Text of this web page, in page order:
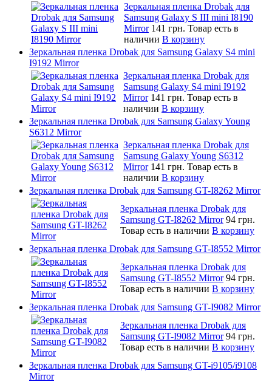
Зеркальная пленка Drobak для
Samsung Galaxy S III mini I8190
Mirror 141 грн. Товар есть в
наличии В корзину
Зеркальная пленка Drobak для Samsung Galaxy S4 mini
I9192 Mirror
Зеркальная пленка Drobak для
Samsung Galaxy S4 mini I9192
Mirror 141 грн. Товар есть в
наличии В корзину
Зеркальная пленка Drobak для Samsung Galaxy Young
S6312 Mirror
Зеркальная пленка Drobak для
Samsung Galaxy Young S6312
Mirror 141 грн. Товар есть в
наличии В корзину
Зеркальная пленка Drobak для Samsung GT-I8262 Mirror
Зеркальная пленка Drobak для
Samsung GT-I8262 Mirror 94 грн.
Товар есть в наличии В корзину
Зеркальная пленка Drobak для Samsung GT-I8552 Mirror
Зеркальная пленка Drobak для
Samsung GT-I8552 Mirror 94 грн.
Товар есть в наличии В корзину
Зеркальная пленка Drobak для Samsung GT-I9082 Mirror
Зеркальная пленка Drobak для
Samsung GT-I9082 Mirror 94 грн.
Товар есть в наличии В корзину
Зеркальная пленка Drobak для Samsung GT-i9105/i9108
Mirror